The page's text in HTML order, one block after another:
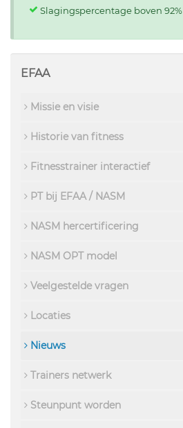
Slagingspercentage boven 92%
EFAA
Missie en visie
Historie van fitness
Fitnesstrainer interactief
PT bij EFAA / NASM
NASM hercertificering
NASM OPT model
Veelgestelde vragen
Locaties
Nieuws
Trainers netwerk
Steunpunt worden